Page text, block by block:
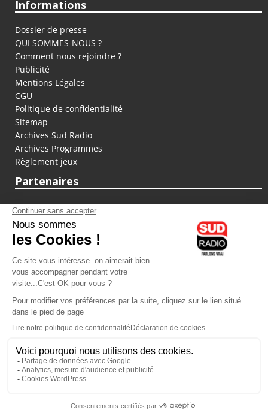
Informations
Dossier de presse
QUI SOMMES-NOUS ?
Comment nous rejoindre ?
Publicité
Mentions Légales
CGU
Politique de confidentialité
Sitemap
Archives Sud Radio
Archives Programmes
Règlement jeux
Partenaires
fiducial.fr
lyoncapitale.fr
olympique-et-lyonnais.com
L'application Iphone / Android
Téléchargez l'application
Les cookies
Gestion des cookies
Crédit photos : ©Sud Radio / Pierre Olivier
12H00
12H00 - 13H00